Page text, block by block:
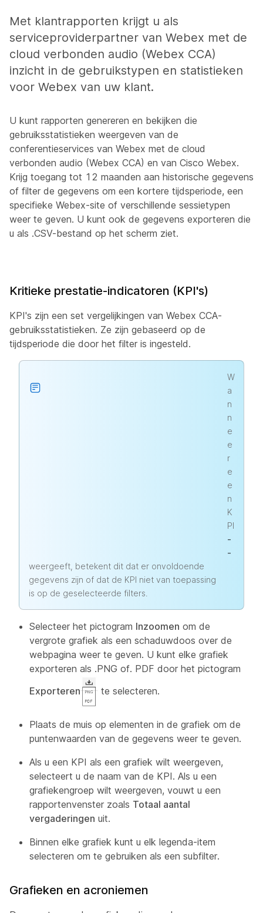
Met klantrapporten krijgt u als
serviceproviderpartner van Webex met de
cloud verbonden audio (Webex CCA)
inzicht in de gebruikstypen en statistieken
voor Webex van uw klant.
U kunt rapporten genereren en bekijken die
gebruiksstatistieken weergeven van de
conferentieservices van Webex met de cloud
verbonden audio (Webex CCA) en van Cisco Webex.
Krijg toegang tot 12 maanden aan historische gegevens
of filter de gegevens om een kortere tijdsperiode, een
specifieke Webex-site of verschillende sessietypen
weer te geven. U kunt ook de gegevens exporteren die
u als .CSV-bestand op het scherm ziet.
Kritieke prestatie-indicatoren (KPI's)
KPI's zijn een set vergelijkingen van Webex CCA-
gebruiksstatistieken. Ze zijn gebaseerd op de
tijdsperiode die door het filter is ingesteld.
W
a
n
n
e
e
r
e
e
n
K
PI
-
-
weergeeft, betekent dit dat er onvoldoende
gegevens zijn of dat de KPI niet van toepassing
is op de geselecteerde filters.
Selecteer het pictogram Inzoomen om de
vergrote grafiek als een schaduwdoos over de
webpagina weer te geven. U kunt elke grafiek
exporteren als .PNG of. PDF door het pictogram
Exporteren
te selecteren.
Plaats de muis op elementen in de grafiek om de
puntenwaarden van de gegevens weer te geven.
Als u een KPI als een grafiek wilt weergeven,
selecteert u de naam van de KPI. Als u een
grafiekengroep wilt weergeven, vouwt u een
rapportenvenster zoals Totaal aantal
vergaderingen uit.
Binnen elke grafiek kunt u elk legenda-item
selecteren om te gebruiken als een subfilter.
Grafieken en acroniemen